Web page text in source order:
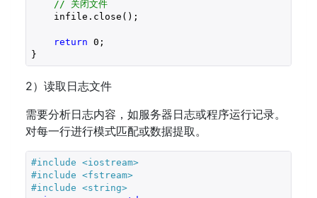
// 关闭文件
    infile.close();
return 0 ;
2）读取日志文件
需要分析日志内容，如服务器日志或程序运行记录。
对每一行进行模式匹配或数据提取。
#include <iostream>
#include <fstream>
#include <string>